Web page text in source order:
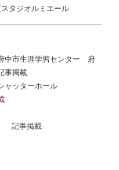
タジオルミエール
中市生涯学習センター 府
事掲載
ャッターホール
記事掲載